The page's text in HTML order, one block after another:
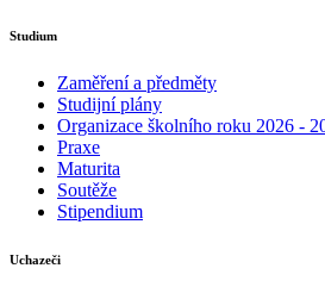
Studium
Zaměření a předměty
Studijní plány
Organizace školního roku 2026 -
Praxe
Maturita
Soutěže
Stipendium
Uchazeči